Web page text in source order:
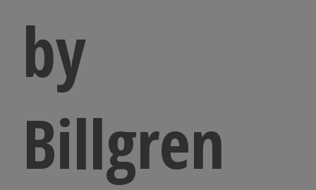
by
Billgren